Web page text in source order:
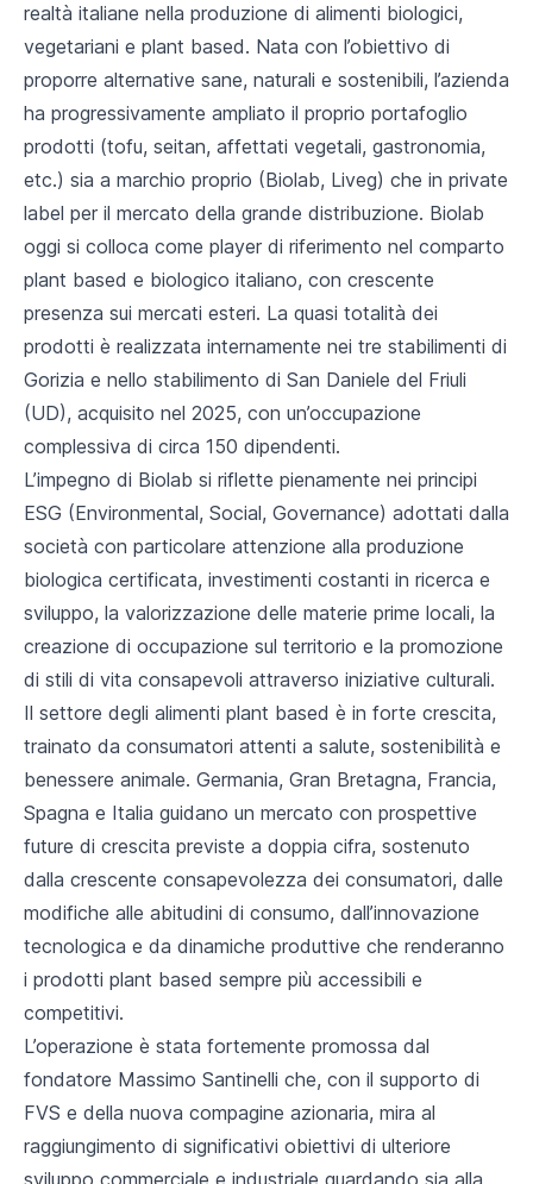
realtà italiane nella produzione di alimenti biologici,
vegetariani e plant based. Nata con l’obiettivo di
proporre alternative sane, naturali e sostenibili, l’azienda
ha progressivamente ampliato il proprio portafoglio
prodotti (tofu, seitan, affettati vegetali, gastronomia,
etc.) sia a marchio proprio (Biolab, Liveg) che in private
label per il mercato della grande distribuzione. Biolab
oggi si colloca come player di riferimento nel comparto
plant based e biologico italiano, con crescente
presenza sui mercati esteri. La quasi totalità dei
prodotti è realizzata internamente nei tre stabilimenti di
Gorizia e nello stabilimento di San Daniele del Friuli
(UD), acquisito nel 2025, con un’occupazione
complessiva di circa 150 dipendenti.
L’impegno di Biolab si riflette pienamente nei principi
ESG (Environmental, Social, Governance) adottati dalla
società con particolare attenzione alla produzione
biologica certificata, investimenti costanti in ricerca e
sviluppo, la valorizzazione delle materie prime locali, la
creazione di occupazione sul territorio e la promozione
di stili di vita consapevoli attraverso iniziative culturali.
Il settore degli alimenti plant based è in forte crescita,
trainato da consumatori attenti a salute, sostenibilità e
benessere animale. Germania, Gran Bretagna, Francia,
Spagna e Italia guidano un mercato con prospettive
future di crescita previste a doppia cifra, sostenuto
dalla crescente consapevolezza dei consumatori, dalle
modifiche alle abitudini di consumo, dall’innovazione
tecnologica e da dinamiche produttive che renderanno
i prodotti plant based sempre più accessibili e
competitivi.
L’operazione è stata fortemente promossa dal
fondatore Massimo Santinelli che, con il supporto di
FVS e della nuova compagine azionaria, mira al
raggiungimento di significativi obiettivi di ulteriore
sviluppo commerciale e industriale guardando sia alla